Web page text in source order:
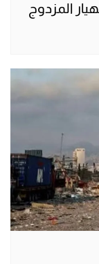
المزدوج